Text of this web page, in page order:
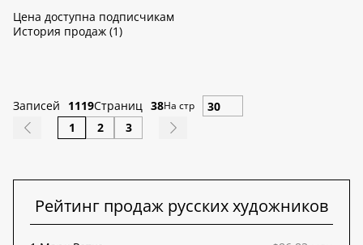
Цена доступна подписчикам
История продаж (1)
Записей 1119Страниц 38На стр
1 2 3
Рейтинг продаж русских художников